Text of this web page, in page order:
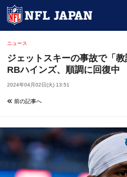
ニュース
ジェットスキーの事故で「
RBハインズ、順調に回復中
2024年04月02日(火) 13:51
前の記事へ